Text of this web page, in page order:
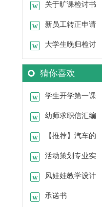
关于旷课检讨书
新员工转正申请
书集锦15篇
大学生晚归检讨
书
猜你喜欢
学生开学第一课
教案模板（通用6
篇）
幼师求职信汇编
15篇 【推荐】汽车的
实习报告四篇
活动策划专业实
习心得风娃娃教学设计
合集15篇
承诺书